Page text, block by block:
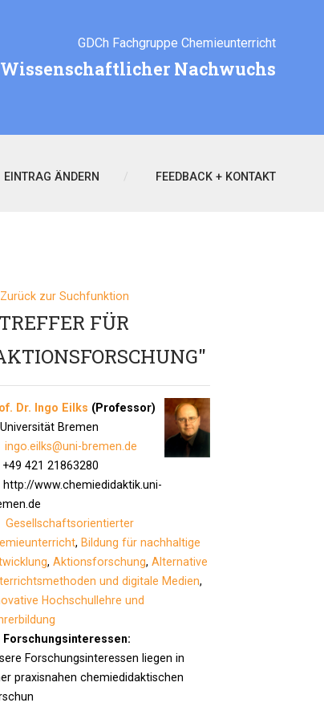
GDCh Fachgruppe Chemieunterricht
Wissenschaftlicher Nachwuchs
EINTRAG ÄNDERN FEEDBACK + KONTAKT